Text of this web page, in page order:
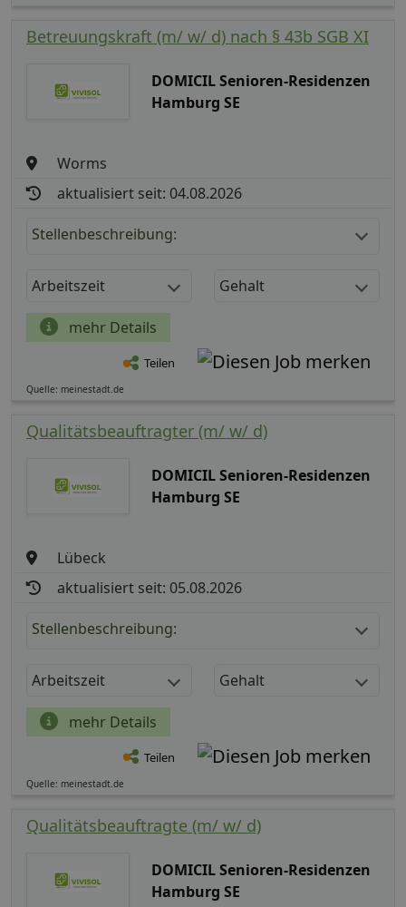
Betreuungskraft (m/ w/ d) nach § 43b SGB XI
DOMICIL Senioren-Residenzen
Hamburg SE
Worms
aktualisiert seit: 04.08.2026
Stellenbeschreibung:
Arbeitszeit Gehalt
mehr Details
Teilen
Quelle: meinestadt.de
Qualitätsbeauftragter (m/ w/ d)
DOMICIL Senioren-Residenzen
Hamburg SE
Lübeck
aktualisiert seit: 05.08.2026
Stellenbeschreibung:
Arbeitszeit Gehalt
mehr Details
Teilen
Quelle: meinestadt.de
Qualitätsbeauftragte (m/ w/ d)
DOMICIL Senioren-Residenzen
Hamburg SE